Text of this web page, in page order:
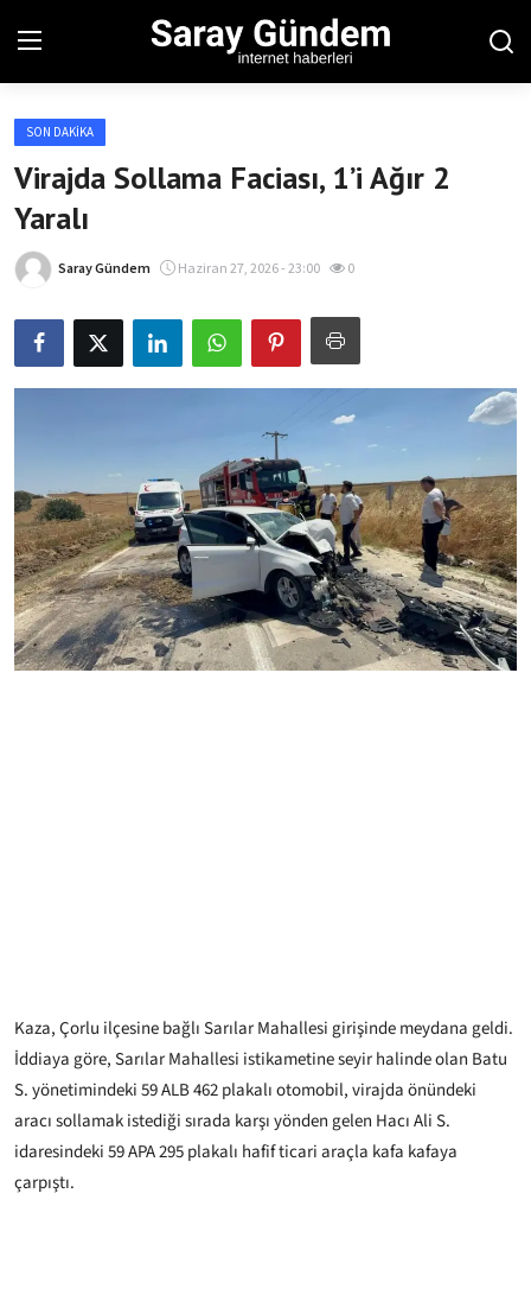
Ana Sayfa
Bölgesel
Son Dakika
Spor Haberleri
Teknoloji Haberleri
Dünya Haberleri
SON DAKIKA
Virajda Sollama Faciası, 1’i Ağır 2
Yaralı
Saray Gündem Haziran 27, 2026 - 23:00 0
Kaza, Çorlu ilçesine bağlı Sarılar Mahallesi girişinde meydana geldi.
İddiaya göre, Sarılar Mahallesi istikametine seyir halinde olan Batu
S. yönetimindeki 59 ALB 462 plakalı otomobil, virajda önündeki
aracı sollamak istediği sırada karşı yönden gelen Hacı Ali S.
idaresindeki 59 APA 295 plakalı hafif ticari araçla kafa kafaya
çarpıştı.